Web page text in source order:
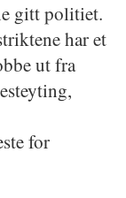
gitt politiet.
har et
ut fra
for